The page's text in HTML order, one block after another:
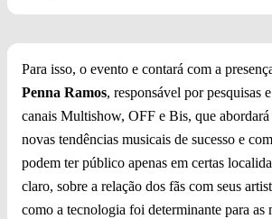
Para isso, o evento e contará com a
Penna Ramos, responsável por pesquisas
canais Multishow, OFF e Bis, que
novas tendências musicais de sucesso e
podem ter público apenas em certas
claro, sobre a relação dos fãs com seus
como a tecnologia foi determinante para as